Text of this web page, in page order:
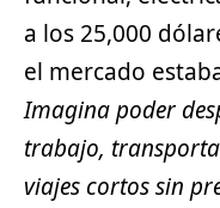
a los 25,000
el mercado
Imagina poder
trabajo,
viajes cortos sin